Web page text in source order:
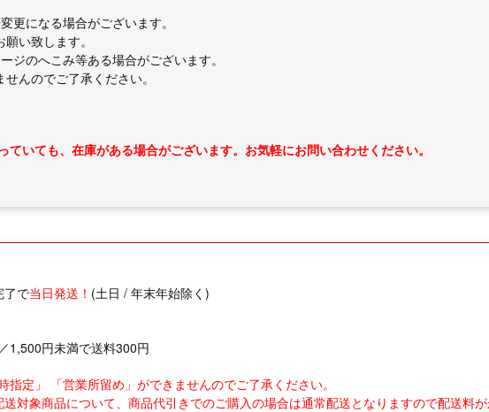
更になる場合がございます。
い致します。
ジのへこみ等ある場合がございます。
んのでご了承ください。
ていても、在庫がある場合がございます。お気軽にお問い合わせください。
了で当日発送！ (土日 / 年末年始除く)
／1,500円未満で送料300円
指定」 「営業所留め」ができませんのでご了承ください。
対象商品について、商品代引きでのご購入の場合は通常配送となりますので配送料